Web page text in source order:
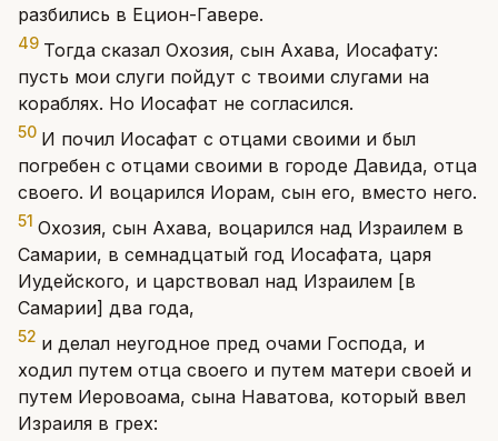
разбились в Ецион-Гавере.
49 Тогда сказал Охозия, сын Ахава, Иосафату:
пусть мои слуги пойдут с твоими слугами на
кораблях. Но Иосафат не согласился.
50 И почил Иосафат с отцами своими и был
погребен с отцами своими в городе Давида, отца
своего. И воцарился Иорам, сын его, вместо него.
51 Охозия, сын Ахава, воцарился над Израилем в
Самарии, в семнадцатый год Иосафата, царя
Иудейского, и царствовал над Израилем [в
Самарии] два года,
52 и делал неугодное пред очами Господа, и
ходил путем отца своего и путем матери своей и
путем Иеровоама, сына Наватова, который ввел
Израиля в грех: